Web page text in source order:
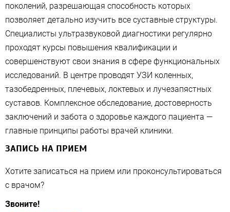
поколений, разрешающая способность которых
позволяет детально изучить все суставные структуры.
Специалисты ультразвуковой диагностики регулярно
проходят курсы повышения квалификации и
совершенствуют свои знания в сфере функциональных
исследований. В центре проводят УЗИ коленных,
тазобедренных, плечевых, локтевых и лучезапястных
суставов. Комплексное обследование, достоверность
заключений и забота о здоровье каждого пациента —
главные принципы работы врачей клиники.
ЗАПИСЬ НА ПРИЕМ
Хотите записаться на прием или проконсультироваться
с врачом?
Звоните!